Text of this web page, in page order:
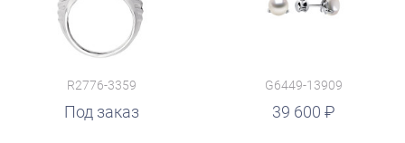
R2776-3359
Под заказ
G6449-13909
39 600
руб.